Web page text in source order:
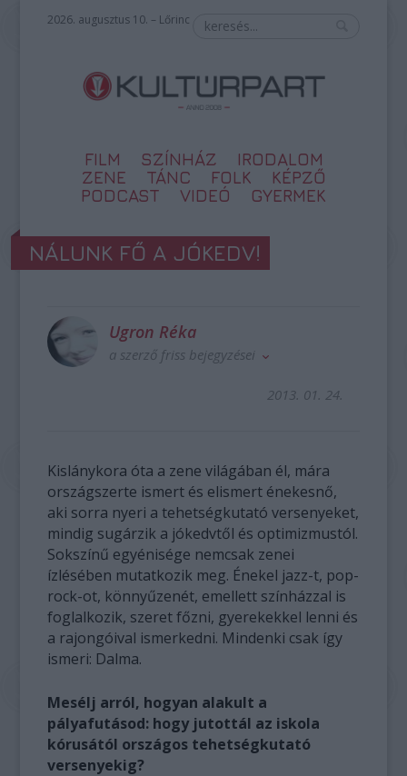
2026. augusztus 10. – Lőrinc
FILM SZÍNHÁZ
IRODALOM
ZENE
TÁNC FOLK
KÉPZŐ
PODCAST
VIDEÓ GYERMEK
NÁLUNK FŐ A JÓKEDV!
Ugron Réka
a szerző friss bejegyzései
2013. 01. 24.
Kislánykora óta a zene világában él, mára
országszerte ismert és elismert énekesnő,
aki sorra nyeri a tehetségkutató versenyeket,
mindig sugárzik a jókedvtől és optimizmustól.
Sokszínű egyénisége nemcsak zenei
ízlésében mutatkozik meg. Énekel jazz-t, pop-
rock-ot, könnyűzenét, emellett színházzal is
foglalkozik, szeret főzni, gyerekekkel lenni és
a rajongóival ismerkedni. Mindenki csak így
ismeri: Dalma.
Mesélj arról, hogyan alakult a
pályafutásod: hogy jutottál az iskola
kórusától országos tehetségkutató
versenyekig?